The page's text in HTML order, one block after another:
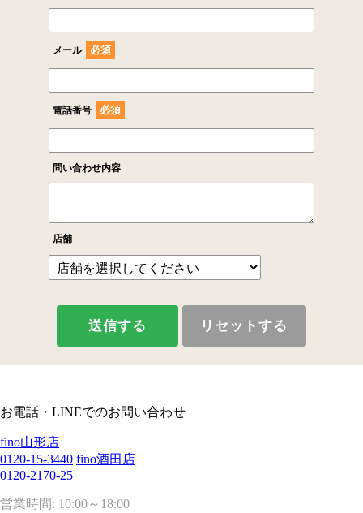
お電話・LINEでのお問い合わせ
fino山形店
0120-15-3440 fino酒田店
0120-2170-25
営業時間: 10:00～18:00